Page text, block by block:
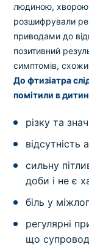
людиною, хворою
розшифрували
приводами до
позитивний
симптомів,
До фтизіатра
помітили в
різку та
відсутність
сильну
доби і не є
біль у
регулярні
що